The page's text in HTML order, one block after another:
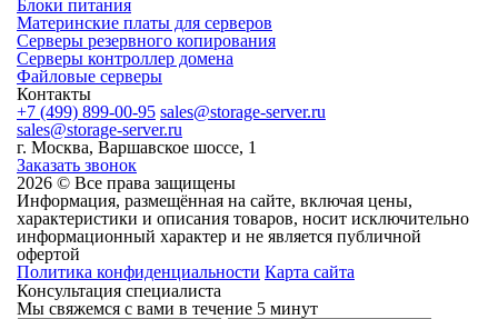
Блоки питания
Материнские платы для серверов
Серверы резервного копирования
Серверы контроллер домена
Файловые серверы
Контакты
+7 (499) 899-00-95 sales@storage-server.ru
sales@storage-server.ru
г. Москва, Варшавское шоссе, 1
Заказать звонок
2026 © Все права защищены
Информация, размещённая на сайте, включая цены,
характеристики и описания товаров, носит исключительно
информационный характер и не является публичной
офертой
Политика конфиденциальности Карта сайта
Консультация специалиста
Мы свяжемся с вами в течение 5 минут